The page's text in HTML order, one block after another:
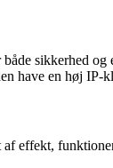
sikkerhed
have en høj IP-
effekt,